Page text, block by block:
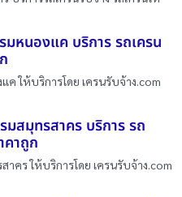
หนองแค บริการ รถเครน
ให้บริการโดย เครนรับจ้าง.com
สมุทรสาคร บริการ รถ
คาถูก
คร ให้บริการโดย เครนรับจ้าง.com